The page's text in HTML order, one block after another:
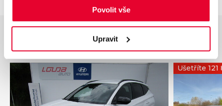
Povolit vše
Upravit
Podobné vozy
Ušetříte 121